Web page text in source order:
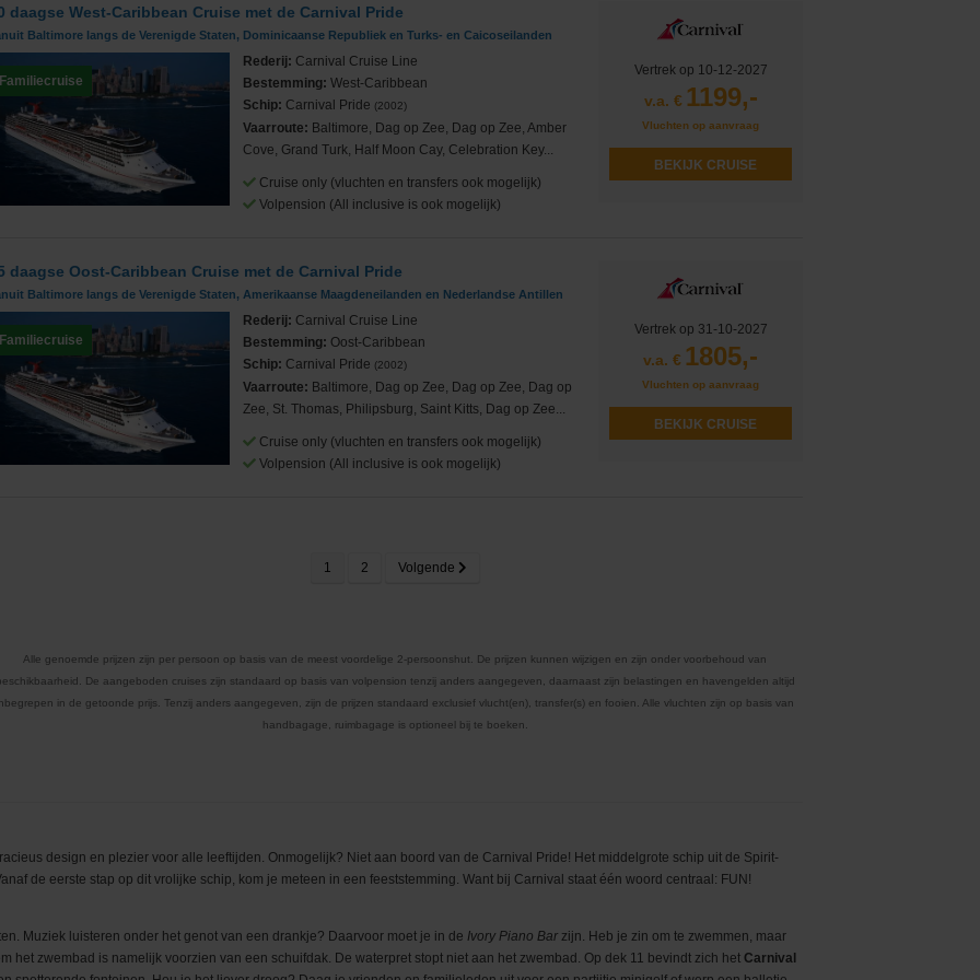
daagse West-Caribbean Cruise met de Carnival Pride
Baltimore langs de Verenigde Staten, Dominicaanse Republiek en Turks- en Caicoseilanden
Familiecruise
Rederij: Carnival Cruise Line
Bestemming:West-Caribbean
Schip: Carnival Pride (2002)
Vaarroute: Baltimore, Dag op Zee, Dag op Zee, Amber
Cove, Grand Turk, Half Moon Cay, Celebration Key...
Cruise only (vluchten en transfers ook mogelijk)
Volpension (All inclusive is ook mogelijk)
Vertrek op 10-12-2027
v.a. € 1199,-
Vluchten op aanvraag
BEKIJK CRUISE
daagse Oost-Caribbean Cruise met de Carnival Pride
Baltimore langs de Verenigde Staten, Amerikaanse Maagdeneilanden en Nederlandse Antillen
Familiecruise
Rederij: Carnival Cruise Line
Bestemming: Oost-Caribbean
Schip: Carnival Pride (2002)
Vaarroute: Baltimore, Dag op Zee, Dag op Zee, Dag op
Zee, St. Thomas, Philipsburg, Saint Kitts, Dag op Zee...
Cruise only (vluchten en transfers ook mogelijk)
Volpension (All inclusive is ook mogelijk)
Vertrek op 31-10-2027
v.a. € 1805,-
Vluchten op aanvraag
BEKIJK CRUISE
1 2 Volgende
Alle genoemde prijzen zijn per persoon op basis van de meest voordelige 2-persoonshut. De prijzen kunnen wijzigen en zijn onder voorbehoud van
De aangeboden cruises zijn standaard op basis van volpension tenzij anders aangegeven, daarnaast zijn belastingen en havengelden altijd
inbegrepen in de getoonde prijs. Tenzij anders aangegeven, zijn de prijzen standaard exclusief vlucht(en), transfer(s) en fooien. Alle vluchten zijn op basis van
handbagage, ruimbagage is optioneel bij te boeken.
design en plezier voor alle leeftijden. Onmogelijk? Niet aan boord van de Carnival Pride! Het middelgrote schip uit de Spirit-
de eerste stap op dit vrolijke schip, kom je meteen in een feeststemming. Want bij Carnival staat één woord centraal: FUN!
Muziek luisteren onder het genot van een drankje? Daarvoor moet je in de Ivory Piano Bar zijn. Heb je zin om te zwemmen, maar
het zwembad is namelijk voorzien van een schuifdak. De waterpret stopt niet aan het zwembad. Op dek 11 bevindt zich het Carnival